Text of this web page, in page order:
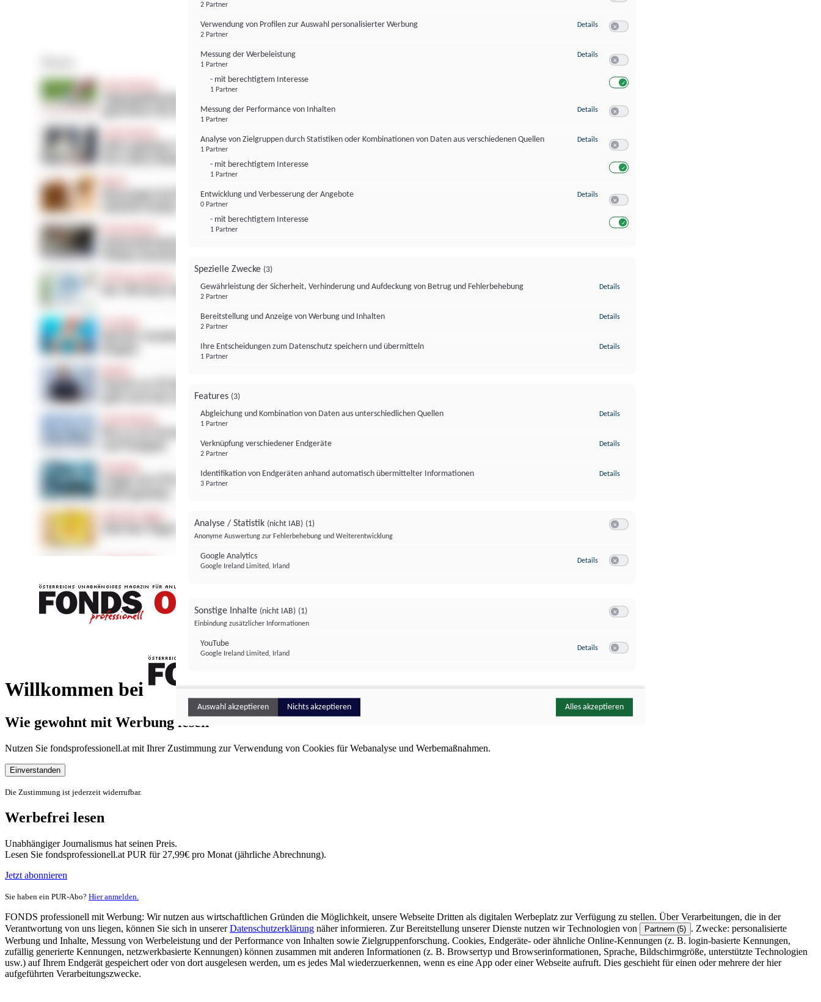
Willkommen bei
FONDS professionell
Wie gewohnt mit Werbung lesen
Nutzen Sie fondsprofessionell.at mit Ihrer Zustimmung zur Verwendung von Cookies für Webanalyse und Werbemaßnahmen.
Einverstanden
Die Zustimmung ist jederzeit widerrufbar.
Werbefrei lesen
Unabhängiger Journalismus hat seinen Preis.
Lesen Sie fondsprofessionell.at PUR für 27,99€ pro Monat (jährliche Abrechnung).
Jetzt abonnieren
Sie haben ein PUR-Abo? Hier anmelden.
FONDS professionell mit Werbung: Wir nutzen aus wirtschaftlichen Gründen die Möglichkeit, unsere Webseite Dritten als digitalen Werbeplatz zur Verfügung zu stellen. Über Verarbeitungen, die in der
Verantwortung von uns liegen, können Sie sich in unsererDatenschutzerklärung näher informieren. Zur Bereitstellung unserer Dienste nutzen wir Technologien von Partnern (5) . Zwecke: personalisierte
Werbung und Inhalte, Messung von Werbeleistung und der Performance von Inhalten sowie Zielgruppenforschung. Cookies, Endgeräte- oder ähnliche Online-Kennungen (z. B. login-basierte Kennungen,
zufällig generierte Kennungen, netzwerkbasierte Kennungen) können zusammen mit anderen Informationen (z. B. Browsertyp und Browserinformationen, Sprache, Bildschirmgröße, unterstützte Technologien
usw.) auf Ihrem Endgerät gespeichert oder von dort ausgelesen werden, um es jedes Mal wiederzuerkennen, wenn es eine App oder einer Webseite aufruft. Dies geschieht für einen oder mehrere der hier
aufgeführten Verarbeitungszwecke.
2 Partner
Verwendung von Profilen zur Auswahl personalisierter Werbung
2 Partner
Details zu Verwendung von Profilen zur Auswahl personalisierter Werbung
Messung der Werbeleistung
1 Partner
- mit berechtigtem Interesse
1 Partner
Details zu Messung der Werbeleistung
Messung der Performance von Inhalten
1 Partner
Details zu Messung der Performance von Inhalten
Analyse von Zielgruppen durch Statistiken oder Kombinationen von Daten aus verschiedenen Quellen
1 Partner
- mit berechtigtem Interesse
1 Partner
Details zu Analyse von Zielgruppen durch Statistiken oder Kombinationen von
Entwicklung und Verbesserung der Angebote
0 Partner
- mit berechtigtem Interesse
1 Partner
Details zu Entwicklung und Verbesserung der Angebote
Spezielle Zwecke (3)
Gewährleistung der Sicherheit, Verhinderung und Aufdeckung von Betrug und Fehlerbehebung
2 Partner
Details
Bereitstellung und Anzeige von Werbung und Inhalten
2 Partner
Details
Ihre Entscheidungen zum Datenschutz speichern und übermitteln
1 Partner
Details
Features (3)
Abgleichung und Kombination von Daten aus unterschiedlichen Quellen
1 Partner
Details
Verknüpfung verschiedener Endgeräte
2 Partner
Details
Identifikation von Endgeräten anhand automatisch übermittelter Informationen
3 Partner
Details
Analyse / Statistik (nicht IAB) (1)
Anonyme Auswertung zur Fehlerbehebung und Weiterentwicklung
Google Analytics
Google Ireland Limited, Irland
Details zu Google Analytics
Sonstige Inhalte (nicht IAB) (1)
Einbindung zusätzlicher Informationen
YouTube
Google Ireland Limited, Irland
Details zu YouTube
Auswahl akzeptieren Nichts akzeptieren Alles akzeptieren